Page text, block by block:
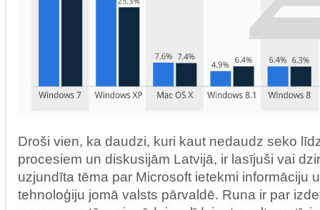
Droši vien, ka daudzi, kuri kaut nedaudz seko
procesiem un diskusijām Latvijā, ir lasījuši vai
uzjundīta tēma par Microsoft ietekmi informāciju
tehnoloģiju jomā valsts pārvaldē. Runa ir par